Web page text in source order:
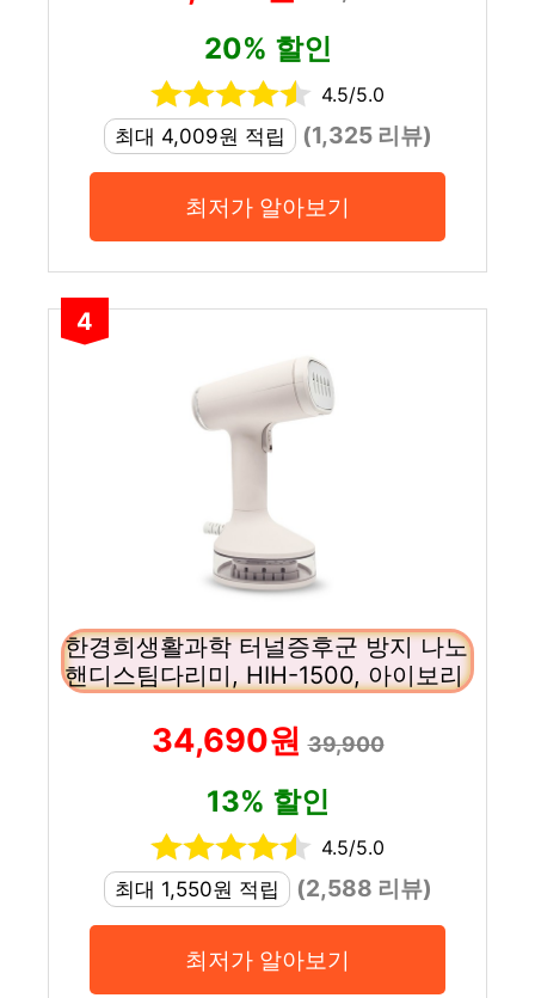
20% 할인
4.5/5.0
최대 4,009원 적립
(1,325 리뷰)
최저가 알아보기
4
한경희생활과학 터널증후군 방지 나노
핸디스팀다리미, HIH-1500, 아이보리
34,690원39,900
13% 할인
4.5/5.0
최대 1,550원 적립
(2,588 리뷰)
최저가 알아보기